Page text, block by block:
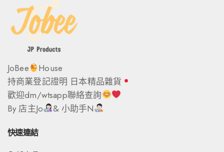
JoBee
House
持商業登記證明 日本精品雜貨
歡迎dm/wtsapp聯絡查詢
By 店主Jo
& 小助手N
快速連結